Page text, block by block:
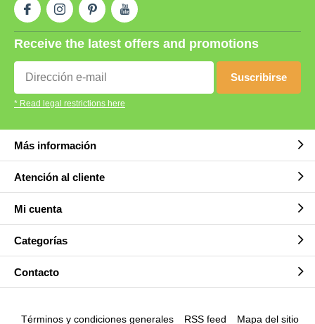
Receive the latest offers and promotions
Suscribirse
* Read legal restrictions here
Más información
Atención al cliente
Mi cuenta
Categorías
Contacto
Términos y condiciones generales RSS feed Mapa del sitio